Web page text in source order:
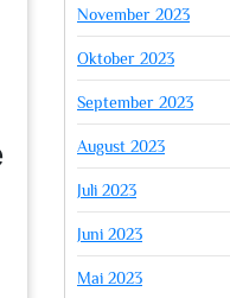
November 2023
Oktober 2023
September 2023
August 2023
Juli 2023
Juni 2023
Mai 2023